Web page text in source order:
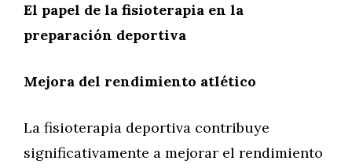
El papel de la fisioterapia en la
preparación deportiva
Mejora del rendimiento atlético
La fisioterapia deportiva contribuye
significativamente a mejorar el rendimiento